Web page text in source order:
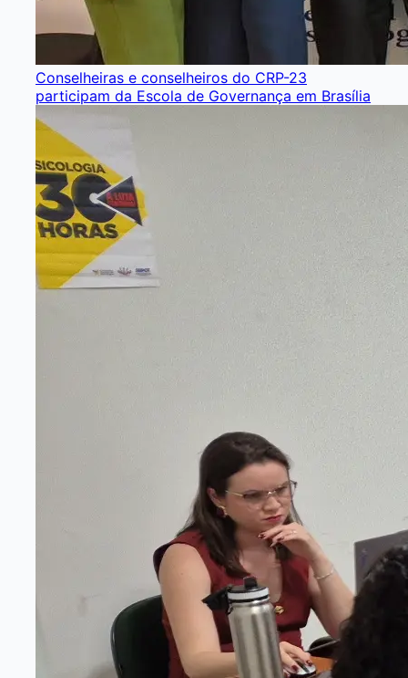
Conselheiras e conselheiros do CRP-23
participam da Escola de Governança em Brasília